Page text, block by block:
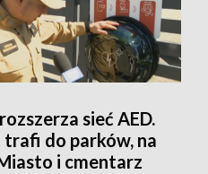
sieć AED.
trafi do parków, na
i cmentarz